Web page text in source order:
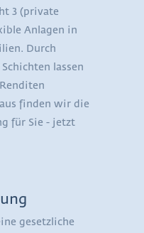
3 (private
Anlagen in
Durch
lassen
finden wir die
für Sie - jetzt
gesetzliche